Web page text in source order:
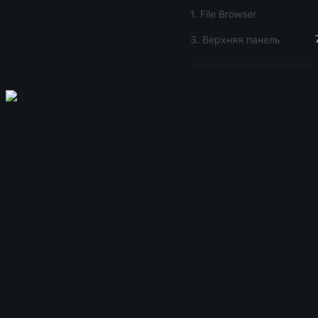
1. File Browser
3. Верхняя панель